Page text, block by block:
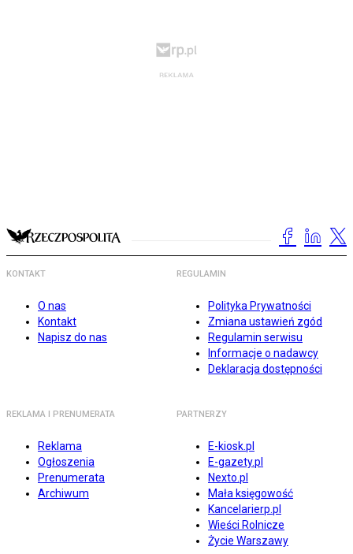
KONTAKT
O nas
Kontakt
Napisz do nas
REGULAMIN
Polityka Prywatności
Zmiana ustawień zgód
Regulamin serwisu
Informacje o nadawcy
Deklaracja dostępności
REKLAMA I PRENUMERATA
Reklama
Ogłoszenia
Prenumerata
Archiwum
PARTNERZY
E-kiosk.pl
E-gazety.pl
Nexto.pl
Mała księgowość
Kancelarierp.pl
Wieści Rolnicze
Życie Warszawy